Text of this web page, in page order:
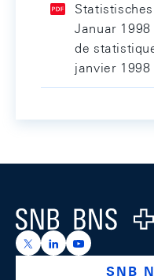
Januar
de
janvier 1998
Logo
https://x.com/snb_bns
https://https://
SNB